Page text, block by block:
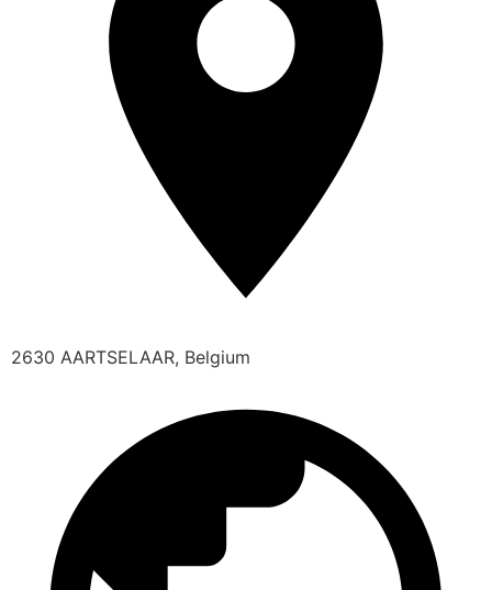
2630 AARTSELAAR, Belgium